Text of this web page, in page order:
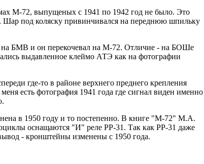
М-72, выпущеных с 1941 по 1942 год не было. Это
под коляску привинчивался на переднюю шпильку
на БМВ и он перекочевал на М-72. Отличие - на БОШе
выдавленное клеймо АТЭ как на фотографии
где-то в районе верхнего преднего крепления
есть фотография 1941 года где сигнал виден именно
в 1950 году и то постепенно. В книге "М-72" М.А.
оснащаются "И" реле РР-31. Так как РР-31 даже
- кронштейны изменены с 1950 года.